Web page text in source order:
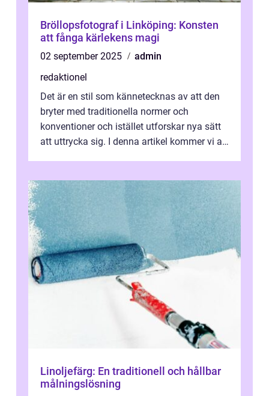
Bröllopsfotograf i Linköping: Konsten
att fånga kärlekens magi
02 september 2025
admin
redaktionel
Det är en stil som kännetecknas av att den
bryter med traditionella normer och
konventioner och istället utforskar nya sätt
att uttrycka sig. I denna artikel kommer vi att
Linoljefärg: En traditionell och hållbar
målningslösning